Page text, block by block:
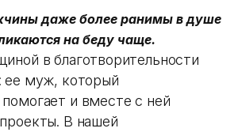
даже более ранимы в душе
на беду чаще.
в благотворительности
ее муж, который
и вместе с ней
В нашей